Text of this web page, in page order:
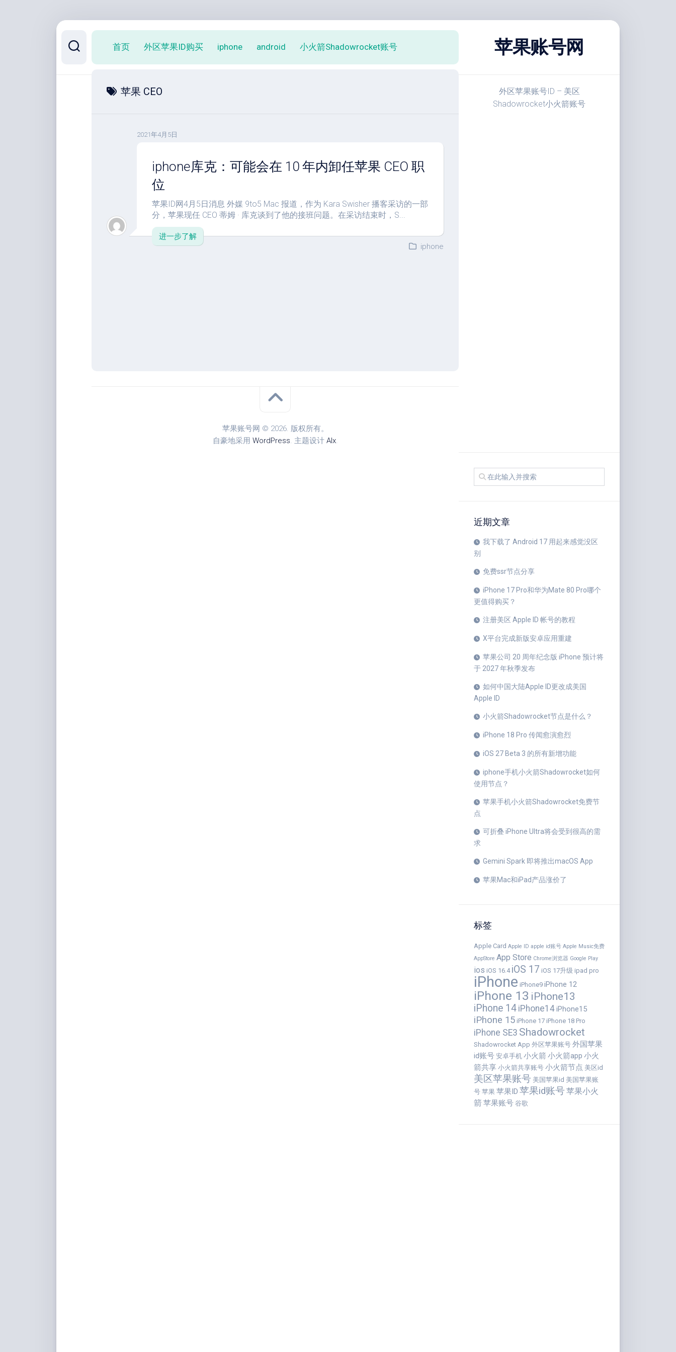
苹果账号网
外区苹果账号ID – 美区
Shadowrocket小火箭账号
近期文章
我下载了 Android 17 用起来感觉没区
别
免费ssr节点分享
iPhone 17 Pro和华为Mate 80 Pro哪个
更值得购买？
注册美区 Apple ID 帐号的教程
X平台完成新版安卓应用重建
苹果公司 20 周年纪念版 iPhone 预计将
于 2027 年秋季发布
如何中国大陆Apple ID更改成美国
Apple ID
小火箭Shadowrocket节点是什么？
iPhone 18 Pro 传闻愈演愈烈
iOS 27 Beta 3 的所有新增功能
iphone手机小火箭Shadowrocket如何
使用节点？
苹果手机小火箭Shadowrocket免费节
点
可折叠 iPhone Ultra将会受到很高的需
求
Gemini Spark 即将推出macOS App
苹果Mac和iPad产品涨价了
标签
Apple Card Apple ID apple id账号 Apple Music免费
AppStore App Store Chrome浏览器 Google Play
ios iOS 16.4 iOS 17 iOS 17升级 ipad pro
iPhone iPhone9 iPhone 12
iPhone 13 iPhone13
iPhone 14 iPhone14iPhone15
iPhone 15 iPhone 17 iPhone 18 Pro
iPhone SE3 Shadowrocket
Shadowrocket App 外区苹果账号 外国苹果
id账号 安卓手机 小火箭 小火箭app 小火
箭共享 小火箭共享账号 小火箭节点 美区id
美区苹果账号 美国苹果id 美国苹果账
号 苹果 苹果ID 苹果id账号苹果小火
箭苹果账号 谷歌
首页 外区苹果ID购买 iphone android 小火箭Shadowrocket账号
苹果 CEO
2021年4月5日
iphone库克：可能会在 10 年内卸任苹果 CEO 职
位
苹果ID网4月5日消息 外媒 9to5 Mac 报道，作为 Kara Swisher 播客采访的一部
分，苹果现任 CEO 蒂姆 · 库克谈到了他的接班问题。在采访结束时，S...
进一步了解
iphone
苹果账号网 © 2026. 版权所有。
自豪地采用 WordPress. 主题设计 Alx.